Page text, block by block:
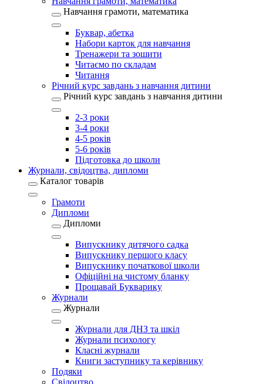
Навчання грамоти, математика
Буквар, абетка
Набори карток для навчання
Тренажери та зошити
Читаємо по складам
Читання
Річний курс завдань з навчання дитини
Річний курс завдань з навчання дитини
2-3 роки
3-4 роки
4-5 років
5-6 років
Підготовка до школи
Журнали, свідоцтва, дипломи
Каталог товарів
Грамоти
Дипломи
Дипломи
Випускнику дитячого садка
Випускнику першого класу
Випускнику початкової школи
Офіційні на чистому бланку
Прощавай Букварику
Журнали
Журнали
Журнали для ДНЗ та шкіл
Журнали психологу
Класні журнали
Книги заступнику та керівнику
Подяки
Свідоцтво